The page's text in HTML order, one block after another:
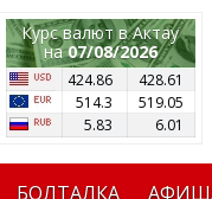
Курс валют в Актау
на07/08/2026
424.86
428.61
514.3
519.05
5.83
6.01
БОЛТАЛКА